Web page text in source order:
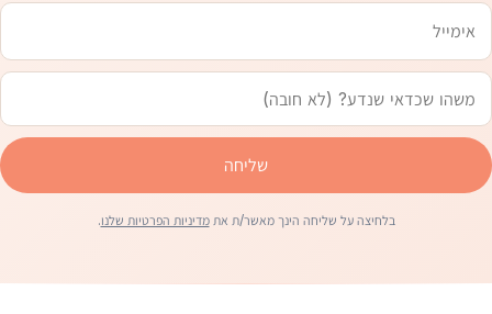
שליחה
בלחיצה על שליחה הינך מאשר/ת אתמדיניות הפרטיות שלנו.